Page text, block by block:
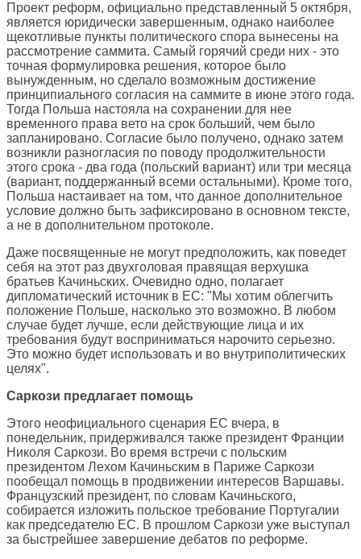
Проект реформ, официально представленный 5 октября,
является юридически завершенным, однако наиболее
щекотливые пункты политического спора вынесены на
рассмотрение саммита. Самый горячий среди них - это
точная формулировка решения, которое было
вынужденным, но сделало возможным достижение
принципиального согласия на саммите в июне этого года.
Тогда Польша настояла на сохранении для нее
временного права вето на срок больший, чем было
запланировано. Согласие было получено, однако затем
возникли разногласия по поводу продолжительности
этого срока - два года (польский вариант) или три месяца
(вариант, поддержанный всеми остальными). Кроме того,
Польша настаивает на том, что данное дополнительное
условие должно быть зафиксировано в основном тексте,
а не в дополнительном протоколе.
Даже посвященные не могут предположить, как поведет
себя на этот раз двухголовая правящая верхушка
братьев Качиньских. Очевидно одно, полагает
дипломатический источник в ЕС: "Мы хотим облегчить
положение Польше, насколько это возможно. В любом
случае будет лучше, если действующие лица и их
требования будут восприниматься нарочито серьезно.
Это можно будет использовать и во внутриполитических
целях".
Саркози предлагает помощь
Этого неофициального сценария ЕС вчера, в
понедельник, придерживался также президент Франции
Николя Саркози. Во время встречи с польским
президентом Лехом Качиньским в Париже Саркози
пообещал помощь в продвижении интересов Варшавы.
Французский президент, по словам Качиньского,
собирается изложить польское требование Португалии
как председателю ЕС. В прошлом Саркози уже выступал
за быстрейшее завершение дебатов по реформе.